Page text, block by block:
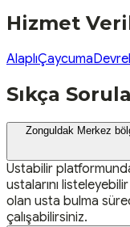
Hizmet
AlaplıÇaycuma
Sıkça
Zonguldak Merkez
Ustabilir
ustalarını
olan usta bulma
çalışabilirsiniz.